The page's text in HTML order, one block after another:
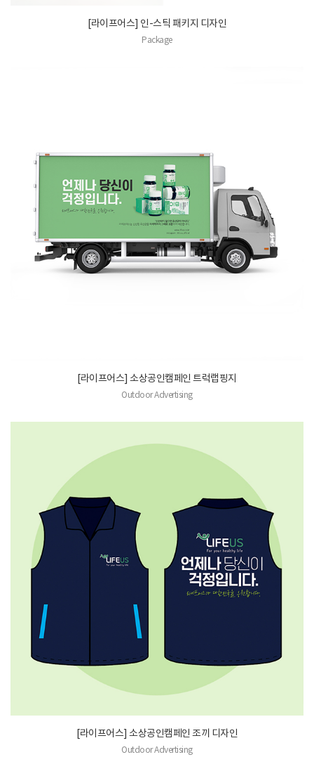
[라이프어스] 인-스틱 패키지 디자인
Package
[라이프어스] 소상공인캠페인 트럭랩핑지
Outdoor Advertising
[라이프어스] 소상공인캠페인 조끼 디자인
Outdoor Advertising